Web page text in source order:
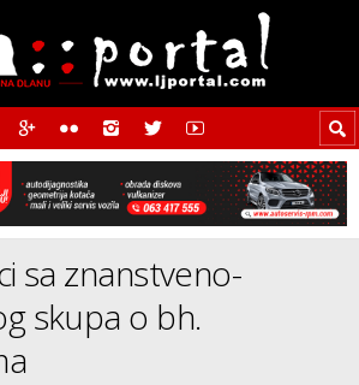
sa znanstveno-
skupa o bh.